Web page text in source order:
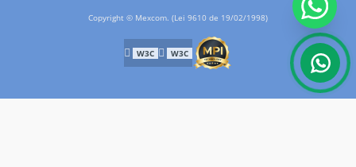
Copyright © Mexcom. (Lei 9610 de 19/02/1998)
W3C W3C